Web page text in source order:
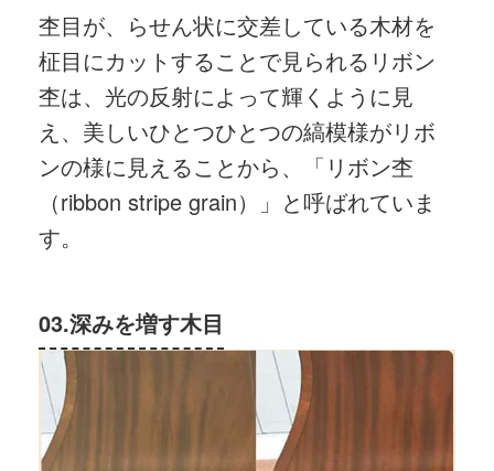
杢目が、らせん状に交差している木材を
柾目にカットすることで見られるリボン
杢は、光の反射によって輝くように見
え、美しいひとつひとつの縞模様がリボ
ンの様に見えることから、「リボン杢
（ribbon stripe grain）」と呼ばれていま
す。
03.深みを増す木目